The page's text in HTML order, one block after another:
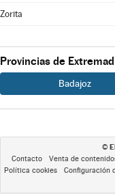
Zorita
Provincias de
Badajoz
©
Contacto Venta de
Política cookies
Configuración